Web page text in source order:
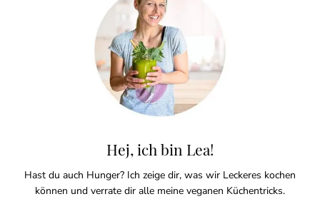
Hej, ich bin Lea!
Hast du auch Hunger? Ich zeige dir, was wir Leckeres kochen
können und verrate dir alle meine veganen Küchentricks.